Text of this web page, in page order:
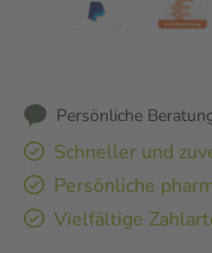
Persönliche
Schneller und
Persönliche
Vielfältige